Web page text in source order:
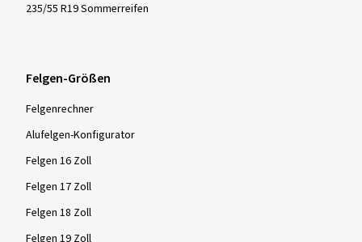
235/55 R19 Sommerreifen
Felgen-Größen
Felgenrechner
Alufelgen-Konfigurator
Felgen 16 Zoll
Felgen 17 Zoll
Felgen 18 Zoll
Felgen 19 Zoll